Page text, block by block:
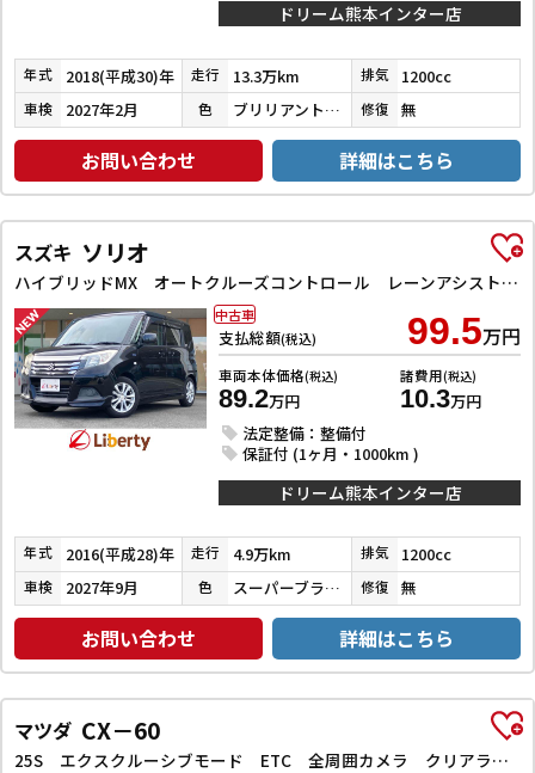
ドリーム熊本インター店
年式 2018(平成30)年 走行 13.3万km 排気 1200cc
車検 2027年2月 色 ブリリアントシルバー 修復 無
お問い合わせ 詳細はこちら
スズキ ソリオ
ハイブリッドMX オートクルーズコントロール レーンアシスト 衝突被害軽減システム 両側スライド・片側電動 スマートキー アイドリングストップ 電動格納ミラー シートヒーター ウォークスルー CVT アルミホイール
支払総額(税込) 99.5万円
車両本体価格(税込)
89.2万円
諸費用(税込)
10.3万円
法定整備：整備付
保証付 (1ヶ月・1000km )
中古車
ドリーム熊本インター店
年式 2016(平成28)年 走行 4.9万km 排気 1200cc
車検 2027年9月 色 スーパーブラックパール 修復 無
お問い合わせ 詳細はこちら
マツダ CX－60
25S エクスクルーシブモード ETC 全周囲カメラ クリアランスソナー オートクルーズコントロール レーンアシスト パワーシート 衝突被害軽減システム サンルーフ TV オートマチックハイビーム オートライト 電動リアゲート